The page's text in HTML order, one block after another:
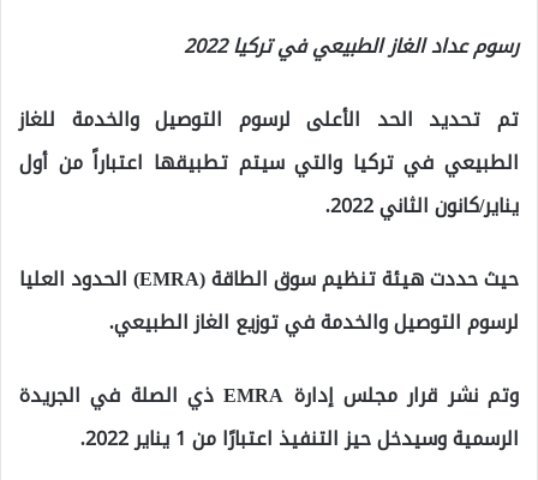
رسوم عداد الغاز الطبيعي في تركيا 2022
تم تحديد الحد الأعلى لرسوم التوصيل والخدمة للغاز
الطبيعي في تركيا والتي سيتم تطبيقها اعتباراً من أول
يناير/كانون الثاني 2022.
حيث حددت هيئة تنظيم سوق الطاقة (EMRA) الحدود العليا
لرسوم التوصيل والخدمة في توزيع الغاز الطبيعي.
وتم نشر قرار مجلس إدارة EMRA ذي الصلة في الجريدة
الرسمية وسيدخل حيز التنفيذ اعتبارًا من 1 يناير 2022.